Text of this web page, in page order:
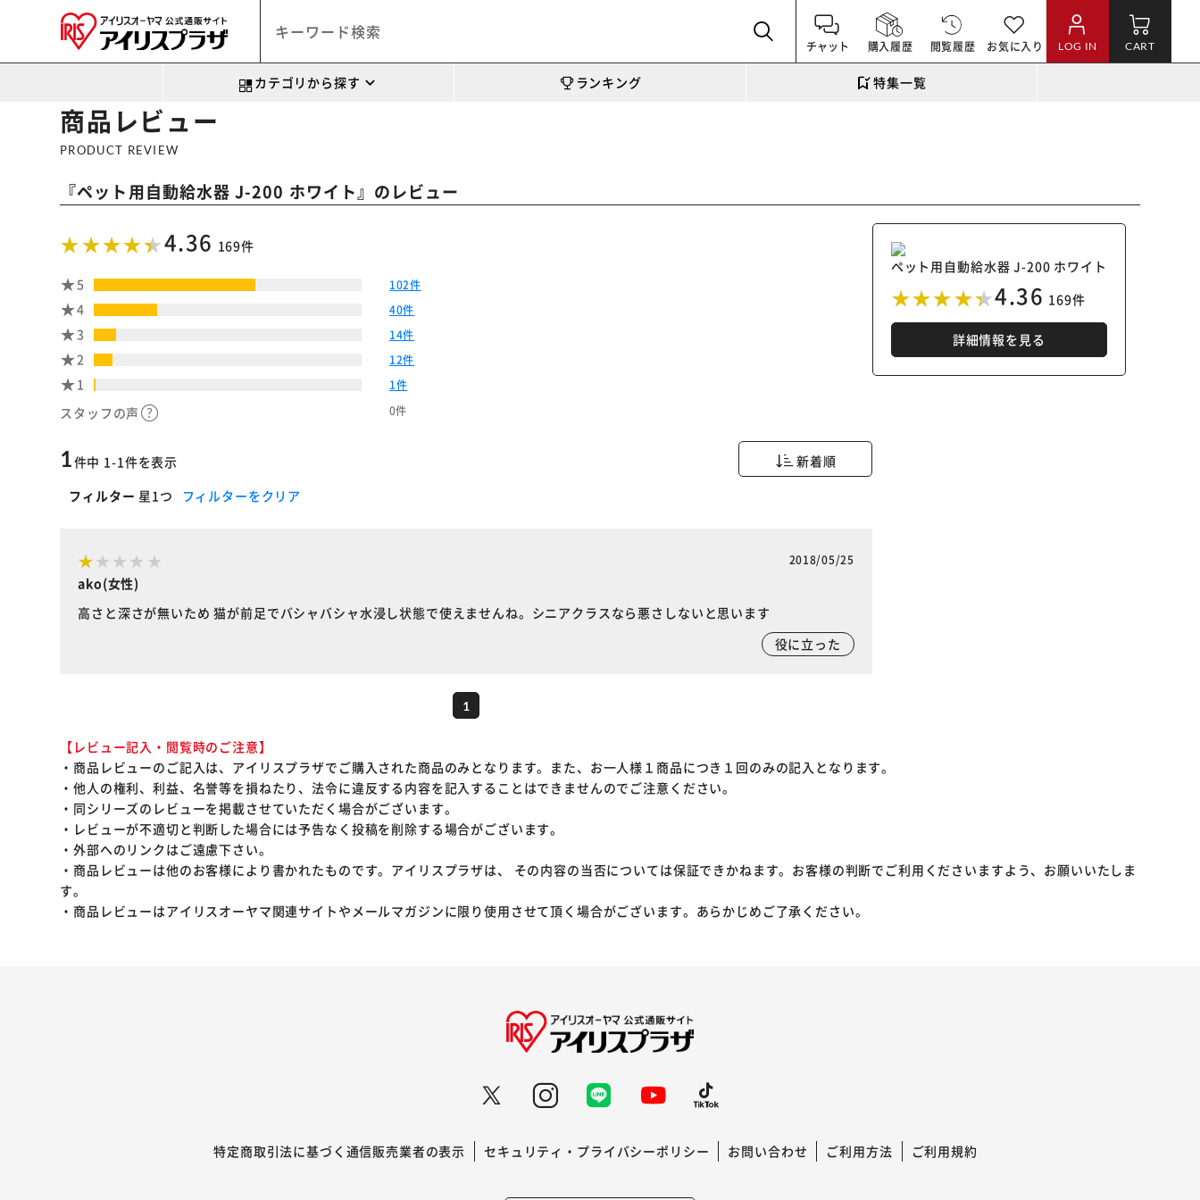
チャット 購入履歴 閲覧履歴 お気に入り LOG IN CART
カテゴリから探す ランキング 特集一覧
商品レビュー
PRODUCT REVIEW
『ペット用自動給水器 J-200 ホワイト』のレビュー
ペット用自動給水器 J-200 ホワイト
4.36 169件
詳細情報を見る
4.36 169件
5 102件
4 40件
3 14件
2 12件
1 1件
スタッフの声 0件
新着順
1件中 1-1件を表示
フィルター 星1つ フィルターをクリア
2018/05/25
ako(女性)
高さと深さが無いため 猫が前足でバシャバシャ水浸し状態で使えませんね。シニアクラスなら悪さしないと思います
役に立った
1
【レビュー記入・閲覧時のご注意】
・商品レビューのご記入は、アイリスプラザでご購入された商品のみとなります。また、お一人様１商品につき１回のみの記入となります。
・他人の権利、利益、名誉等を損ねたり、法令に違反する内容を記入することはできませんのでご注意ください。
・同シリーズのレビューを掲載させていただく場合がございます。
・レビューが不適切と判断した場合には予告なく投稿を削除する場合がございます。
・外部へのリンクはご遠慮下さい。
・商品レビューは他のお客様により書かれたものです。アイリスプラザは、 その内容の当否については保証できかねます。お客様の判断でご利用くださいますよう、お願いいたしま
す。
・商品レビューはアイリスオーヤマ関連サイトやメールマガジンに限り使用させて頂く場合がございます。あらかじめご了承ください。
特定商取引法に基づく通信販売業者の表示 セキュリティ・プライバシーポリシー お問い合わせ ご利用方法 ご利用規約
カートに入れる